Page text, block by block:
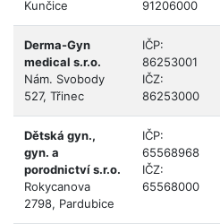
Kunčice
91206000
Derma-Gyn
medical s.r.o.
Nám. Svobody
527, Třinec
IČP:
86253001
IČZ:
86253000
Dětská gyn.,
gyn. a
porodnictví s.r.o.
Rokycanova
2798, Pardubice
IČP:
65568968
IČZ:
65568000